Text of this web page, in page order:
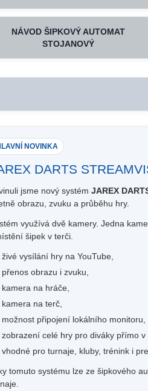
NÁVOD ŠIPKOVÝ AUTOMAT
STOJANOVÝ
NOVINKA
DARTS
jsme nový systém JAREX
obrazu, zvuku a průběhu hry.
využívá dvě kamery. Jedna
šipek v terči.
živé vysílání hry na YouTube,
přenos obrazu i zvuku,
kamera na hráče,
kamera na terč,
možnost připojení lokálního monitoru,
zobrazení celé hry pro diváky přímo v
vhodné pro turnaje, kluby, trénink i
tomuto systému lze ze šipkového